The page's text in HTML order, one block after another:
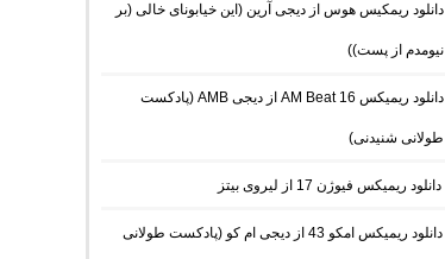
دانلود ریمکیس هوس از دیجی آرین (این خیابونای خالی (بر
نیومدم از پست))
دانلود ریمیکس AM Beat 16 از دیجی AMB (پادکست
طولانی شنیدنی)
دانلود ریمیکس فیوژن 17 از لیروی بیتز
دانلود ریمیکس امکو 43 از دیجی ام کو (پادکست طولانی